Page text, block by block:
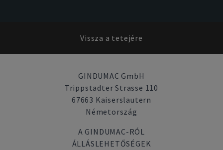
Vissza a tetejére
GINDUMAC GmbH
Trippstadter Strasse 110
67663 Kaiserslautern
Németország
A GINDUMAC-RÓL
ÁLLÁSLEHETŐSÉGEK